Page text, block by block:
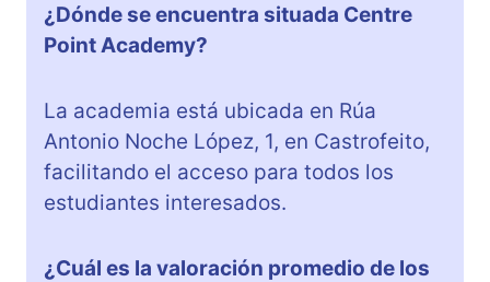
¿Dónde se encuentra situada Centre
Point Academy?
La academia está ubicada en Rúa
Antonio Noche López, 1, en Castrofeito,
facilitando el acceso para todos los
estudiantes interesados.
¿Cuál es la valoración promedio de los